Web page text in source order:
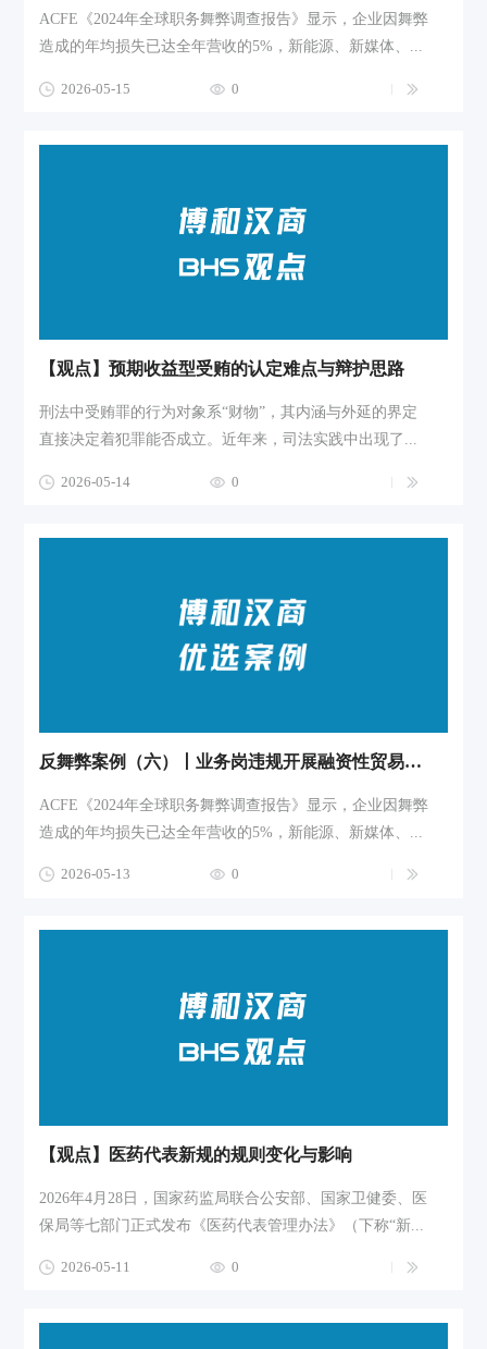
ACFE《2024年全球职务舞弊调查报告》显示，企业因舞弊
造成的年均损失已达全年营收的5%，新能源、新媒体、...
2026-05-15 0
【观点】预期收益型受贿的认定难点与辩护思路
刑法中受贿罪的行为对象系“财物”，其内涵与外延的界定
直接决定着犯罪能否成立。近年来，司法实践中出现了...
2026-05-14 0
反舞弊案例（六）丨业务岗违规开展融资性贸易，如何定性？企业如何防控风险？
ACFE《2024年全球职务舞弊调查报告》显示，企业因舞弊
造成的年均损失已达全年营收的5%，新能源、新媒体、...
2026-05-13 0
【观点】医药代表新规的规则变化与影响
2026年4月28日，国家药监局联合公安部、国家卫健委、医
保局等七部门正式发布《医药代表管理办法》（下称“新...
2026-05-11 0